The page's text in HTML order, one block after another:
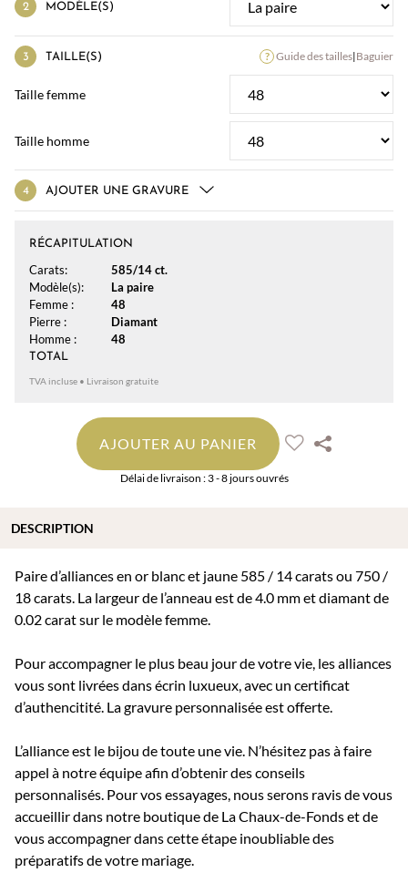
MODÈLE(S)
TAILLE(S) Guide des tailles|Baguier
Taille femme
Taille homme
AJOUTER UNE GRAVURE
RÉCAPITULATION
Carats:
585/14 ct.
Modèle(s):
La paire
Femme :
48
Pierre :
Diamant
Homme :
48
TOTAL
TVA incluse • Livraison gratuite
AJOUTER AU PANIER
Délai de livraison : 3 - 8 jours ouvrés
Paire d’alliances en or blanc et jaune 585 / 14 carats ou 750 /
18 carats. La largeur de l’anneau est de 4.0 mm et diamant de
0.02 carat sur le modèle femme.
Pour accompagner le plus beau jour de votre vie, les alliances
vous sont livrées dans écrin luxueux, avec un certificat
d’authencitité. La gravure personnalisée est offerte.
L’alliance est le bijou de toute une vie. N’hésitez pas à faire
appel à notre équipe afin d’obtenir des conseils
personnalisés. Pour vos essayages, nous serons ravis de vous
accueillir dans notre boutique de La Chaux-de-Fonds et de
vous accompagner dans cette étape inoubliable des
préparatifs de votre mariage.
DESCRIPTION